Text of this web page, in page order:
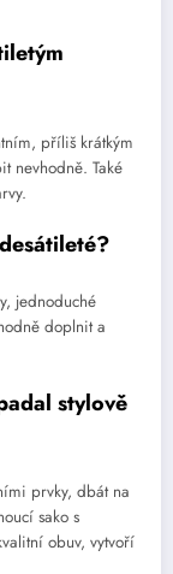
příliš krátkým
nevhodně. Také
jednoduché
doplnit a
stylově
prvky, dbát na
sako s
obuv, vytvoří